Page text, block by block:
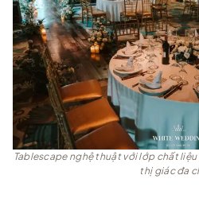
Tablescape nghệ thuật với lớp chất
thị giác đa